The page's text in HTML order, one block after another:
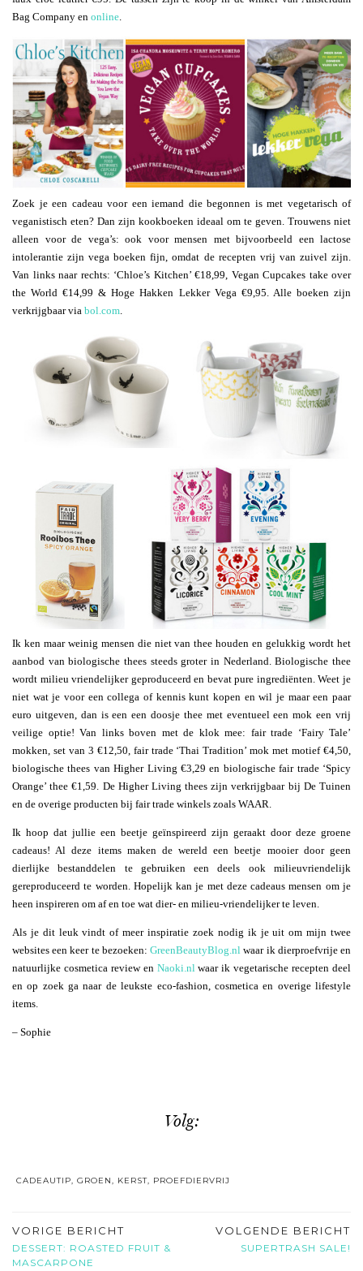
Bag Company en online.
Zoek je een cadeau voor een iemand die begonnen is met vegetarisch of
veganistisch eten? Dan zijn kookboeken ideaal om te geven. Trouwens niet
alleen voor de vega’s: ook voor mensen met bijvoorbeeld een lactose
intolerantie zijn vega boeken fijn, omdat de recepten vrij van zuivel zijn.
Van links naar rechts: ‘Chloe’s Kitchen’ €18,99, Vegan Cupcakes take over
the World €14,99 & Hoge Hakken Lekker Vega €9,95. Alle boeken zijn
verkrijgbaar via bol.com.
Ik ken maar weinig mensen die niet van thee houden en gelukkig wordt het
aanbod van biologische thees steeds groter in Nederland. Biologische thee
wordt milieu vriendelijker geproduceerd en bevat pure ingrediënten. Weet je
niet wat je voor een collega of kennis kunt kopen en wil je maar een paar
euro uitgeven, dan is een een doosje thee met eventueel een mok een vrij
veilige optie! Van links boven met de klok mee: fair trade ‘Fairy Tale’
mokken, set van 3 €12,50, fair trade ‘Thai Tradition’ mok met motief €4,50,
biologische thees van Higher Living €3,29 en biologische fair trade ‘Spicy
Orange’ thee €1,59. De Higher Living thees zijn verkrijgbaar bij De Tuinen
en de overige producten bij fair trade winkels zoals WAAR.
Ik hoop dat jullie een beetje geïnspireerd zijn geraakt door deze groene
cadeaus! Al deze items maken de wereld een beetje mooier door geen
dierlijke bestanddelen te gebruiken een deels ook milieuvriendelijk
gereproduceerd te worden. Hopelijk kan je met deze cadeaus mensen om je
heen inspireren om af en toe wat dier- en milieu-vriendelijker te leven.
Als je dit leuk vindt of meer inspiratie zoek nodig ik je uit om mijn twee
websites een keer te bezoeken:GreenBeautyBlog.nl waar ik dierproefvrije en
natuurlijke cosmetica review en Naoki.nl waar ik vegetarische recepten deel
en op zoek ga naar de leukste eco-fashion, cosmetica en overige lifestyle
items.
– Sophie
Volg:
CADEAUTIP, GROEN, KERST, PROEFDIERVRIJ
VORIGE BERICHT
DESSERT: ROASTED FRUIT &
MASCARPONE
VOLGENDE BERICHT
SUPERTRASH SALE!